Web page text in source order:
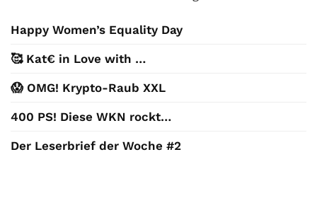
Happy Women’s Equality Day
🥰 Kat€ in Love with …
😱 OMG! Krypto-Raub XXL
400 PS! Diese WKN rockt…
Der Leserbrief der Woche #2